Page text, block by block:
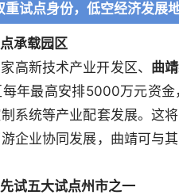
试点身份，低空经济发展
承载园区
高新技术产业开发区、 曲
年最高安排5000万元资
系统等产业配套发展。这
企业协同发展，曲靖可与
试五大试点州市之一